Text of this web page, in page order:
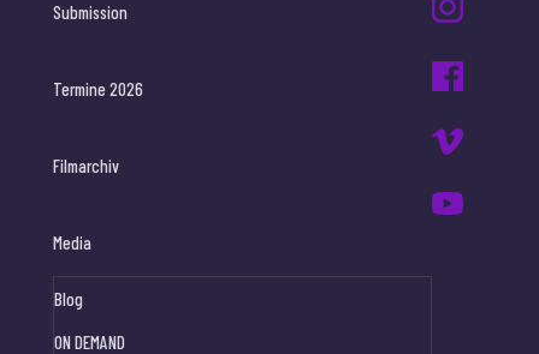
Submission
Termine 2026
Filmarchiv
Media
Blog
ON DEMAND